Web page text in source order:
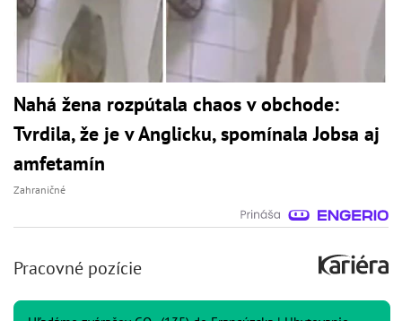
Nahá žena rozpútala chaos v obchode:
Tvrdila, že je v Anglicku, spomínala Jobsa aj
amfetamín
Zahraničné
Pracovné pozície